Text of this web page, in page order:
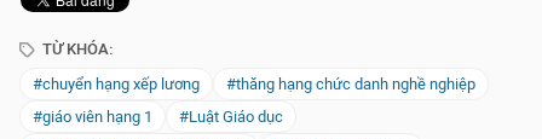
TỪ KHÓA:
#chuyển hạng xếp lương
#thăng hạng chức danh nghề nghiệp
#giáo viên hạng 1
#Luật Giáo dục